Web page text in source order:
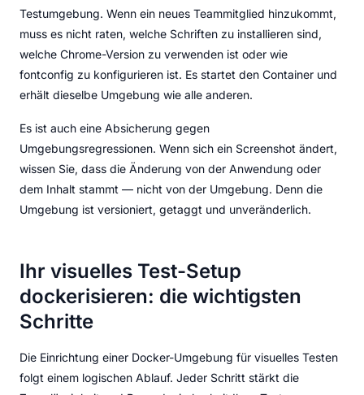
Testumgebung. Wenn ein neues Teammitglied hinzukommt,
muss es nicht raten, welche Schriften zu installieren sind,
welche Chrome-Version zu verwenden ist oder wie
fontconfig zu konfigurieren ist. Es startet den Container und
erhält dieselbe Umgebung wie alle anderen.
Es ist auch eine Absicherung gegen
Umgebungsregressionen. Wenn sich ein Screenshot ändert,
wissen Sie, dass die Änderung von der Anwendung oder
dem Inhalt stammt — nicht von der Umgebung. Denn die
Umgebung ist versioniert, getaggt und unveränderlich.
Ihr visuelles Test-Setup
dockerisieren: die wichtigsten
Schritte
Die Einrichtung einer Docker-Umgebung für visuelles Testen
folgt einem logischen Ablauf. Jeder Schritt stärkt die